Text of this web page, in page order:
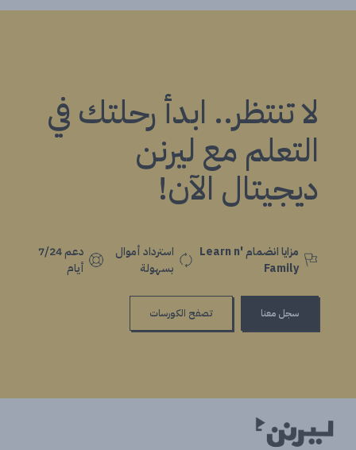
لا تنتظر.. ابدأ رحلتك في
التعلم مع ليرنن
ديجيتال الآن!
مزايا انضمام Learn n'
Family
استرداد أموال
بسهولة
دعم 7/24
أيام
سجل معنا تصفح الكورسات